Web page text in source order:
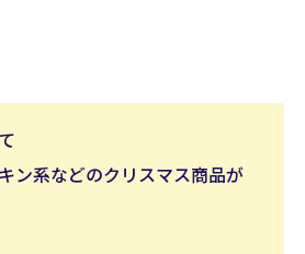
ン系などのクリスマス商品が